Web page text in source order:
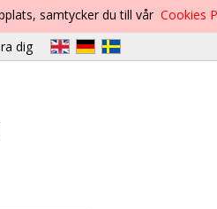
samtycker du till vår Cookies
dig